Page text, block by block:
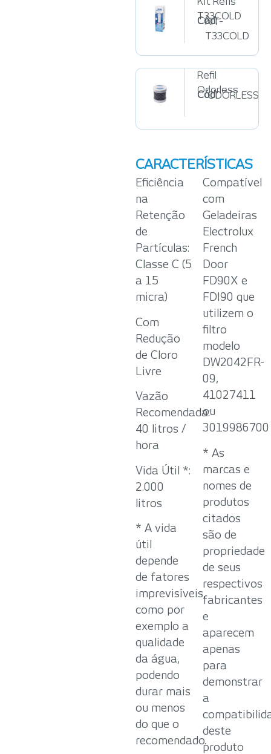
T33COLD
Cód:
KIT-
T33COLD
Refil
Odorless
Cód:ODORLESS
CARACTERÍSTICAS
Eficiência
na
Retenção
de
Partículas:
Classe C (5
a 15
micra)
Com
Redução
de Cloro
Livre
Vazão
Recomendada:
40 litros /
hora
Vida Útil *:
2.000
litros
* A vida
útil
depende
de fatores
imprevisíveis,
como por
exemplo a
qualidade
da água,
podendo
durar mais
ou menos
do que o
recomendado.
Compatível
com
Geladeiras
Electrolux
French
Door
FD90X e
FDI90 que
utilizem o
filtro
modelo
DW2042FR-
09,
41027411
ou
3019986700
* As
marcas e
nomes de
produtos
citados
são de
propriedade
de seus
respectivos
fabricantes
e
aparecem
apenas
para
demonstrar
a
deste
produto